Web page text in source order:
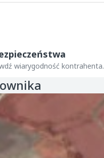
wiarygodność kontrahenta.